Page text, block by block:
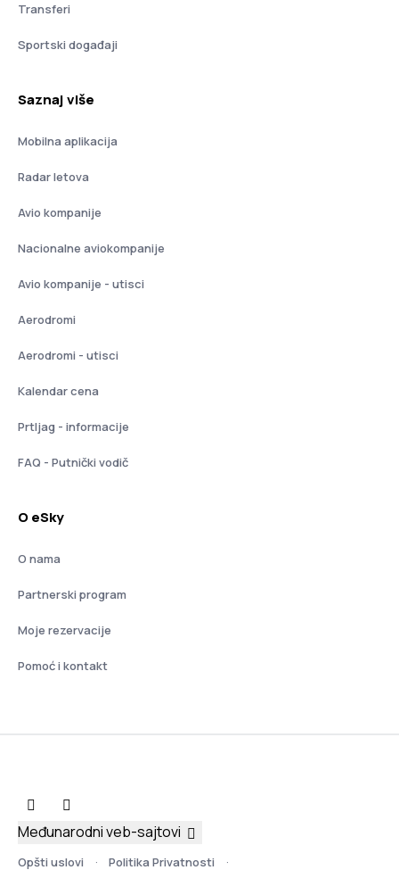
Transferi
Sportski događaji
Saznaj više
Mobilna aplikacija
Radar letova
Avio kompanije
Nacionalne aviokompanije
Avio kompanije - utisci
Aerodromi
Aerodromi - utisci
Kalendar cena
Prtljag - informacije
FAQ - Putnički vodič
O eSky
O nama
Partnerski program
Moje rezervacije
Pomoć i kontakt
Opšti uslovi Politika Privatnosti
Međunarodni veb-sajtovi